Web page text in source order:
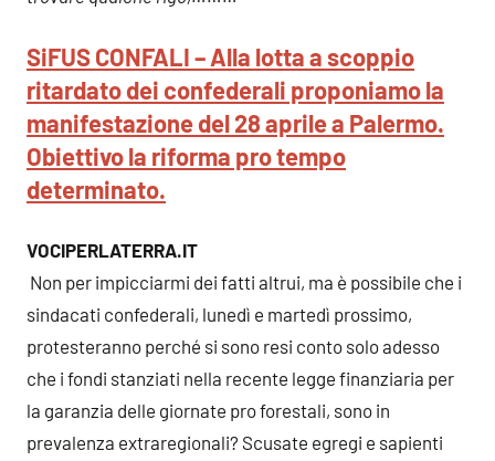
SiFUS CONFALI – Alla lotta a scoppio
ritardato dei confederali proponiamo la
manifestazione del 28 aprile a Palermo.
Obiettivo la riforma pro tempo
determinato.
VOCIPERLATERRA.IT
Non per impicciarmi dei fatti altrui, ma è possibile che i
sindacati confederali, lunedì e martedì prossimo,
protesteranno perché si sono resi conto solo adesso
che i fondi stanziati nella recente legge finanziaria per
la garanzia delle giornate pro forestali, sono in
prevalenza extraregionali? Scusate egregi e sapienti